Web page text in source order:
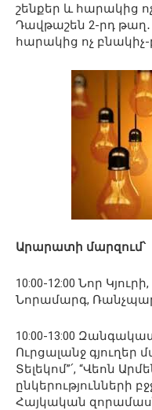
շենքեր և հարակից
Դավթաշեն 2-րդ
հարակից ոչ
Արարատի մարզում՝
10:00-12:00 Նոր
Նորամարգ,
10:00-13:00
Ուրցալանջ գյուղեր
Տելեկոմ”՛, “Վեոն
ընկերությունների
Հայկական